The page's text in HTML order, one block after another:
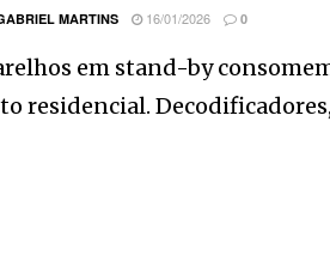
MARTINS 16/01/2026 0
em stand-by
residencial.